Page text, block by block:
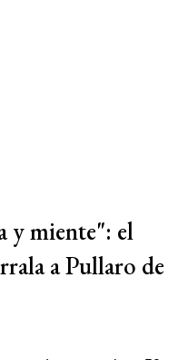
y miente": el
a Pullaro de